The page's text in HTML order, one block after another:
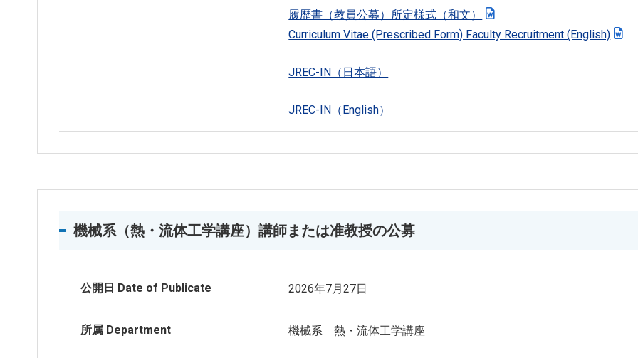
履歴書（教員公募）所定様式（和文）
Curriculum Vitae (Prescribed Form) Faculty Recruitment (English)
JREC-IN（日本語）
JREC-IN（English）
機械系（熱・流体工学講座）講師または准教授の公募
公開日 Date of Publicate 2026年7月27日
所属 Department 機械系 熱・流体工学講座